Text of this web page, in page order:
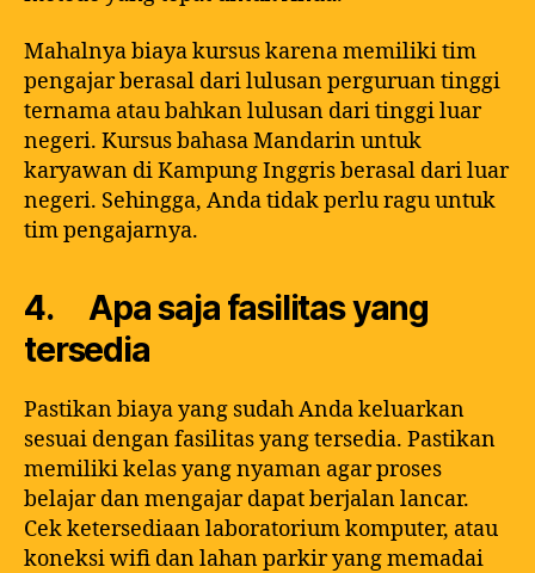
Mahalnya biaya kursus karena memiliki tim
pengajar berasal dari lulusan perguruan tinggi
ternama atau bahkan lulusan dari tinggi luar
negeri. Kursus bahasa Mandarin untuk
karyawan di Kampung Inggris berasal dari luar
negeri. Sehingga, Anda tidak perlu ragu untuk
tim pengajarnya.
4. Apa saja fasilitas yang
tersedia
Pastikan biaya yang sudah Anda keluarkan
sesuai dengan fasilitas yang tersedia. Pastikan
memiliki kelas yang nyaman agar proses
belajar dan mengajar dapat berjalan lancar.
Cek ketersediaan laboratorium komputer, atau
koneksi wifi dan lahan parkir yang memadai